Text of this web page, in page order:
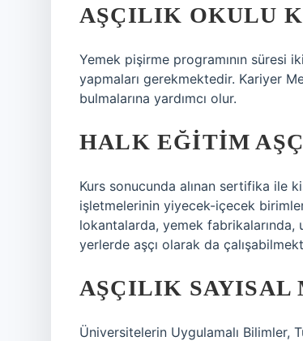
AŞÇILIK OKULU
Yemek pişirme programının süresi
yapmaları gerekmektedir. Kariyer
bulmalarına yardımcı olur.
HALK EĞITIM
Kurs sonucunda alınan sertifika ile
işletmelerinin yiyecek-içecek
lokantalarda, yemek fabrikalarında,
yerlerde aşçı olarak da
AŞÇILIK SAYISAL
Üniversitelerin Uygulamalı Bilimler,